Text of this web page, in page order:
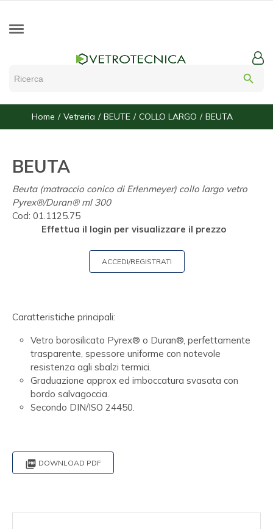
search
Home Vetreria BEUTE COLLO LARGO BEUTA
BEUTA
Beuta (matraccio conico di Erlenmeyer) collo largo vetro
Pyrex®/Duran® ml 300
Cod: 01.1125.75
Effettua il login per visualizzare il prezzo
ACCEDI/REGISTRATI
Caratteristiche principali:
Vetro borosilicato Pyrex® o Duran®, perfettamente
trasparente, spessore uniforme con notevole
resistenza agli sbalzi termici.
Graduazione approx ed imboccatura svasata con
bordo salvagoccia.
Secondo DIN/ISO 24450.
 DOWNLOAD PDF